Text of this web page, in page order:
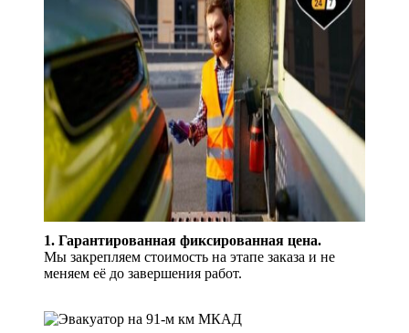
1. Гарантированная фиксированная цена.
Мы закрепляем стоимость на этапе заказа и не
меняем её до завершения работ.